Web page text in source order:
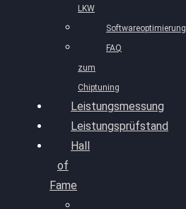
LKW
Softwareoptimierung
FAQ
zum
Chiptuning
Leistungsmessung
Leistungsprüfstand
Hall
of
Fame